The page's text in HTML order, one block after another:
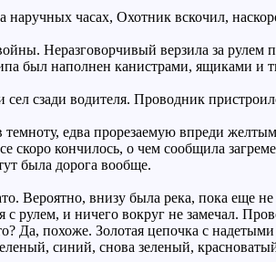
часах, Охотник вскочил,
Неразговорчивый верзила за рулем
был наполнен канистрами, ящиками и
сзади водителя. Проводник
едва прорезаемую впреди
скоро кончилось, о чем сообщила
была дорога вообще.
Вероятно, внизу была река, пока еще
с рулем, и ничего вокруг не замечал.
Да, похоже. Золотая цепочка с
синий, снова зеленый,